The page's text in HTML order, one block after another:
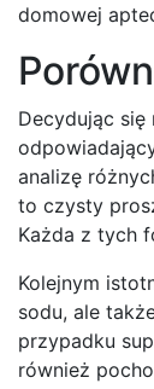
domowej
Decydując
analizę
to czysty
Każda z tych
Kolejnym
sodu, ale
przypadku
również